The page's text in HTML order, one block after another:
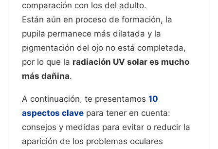
comparación con los del adulto.
Están aún en proceso de formación, la
pupila permanece más dilatada y la
pigmentación del ojo no está completada,
por lo que la radiación UV solar es mucho
más dañina.
A continuación, te presentamos 10
aspectos clave para tener en cuenta:
consejos y medidas para evitar o reducir la
aparición de los problemas oculares